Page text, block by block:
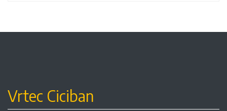
Vrtec Ciciban